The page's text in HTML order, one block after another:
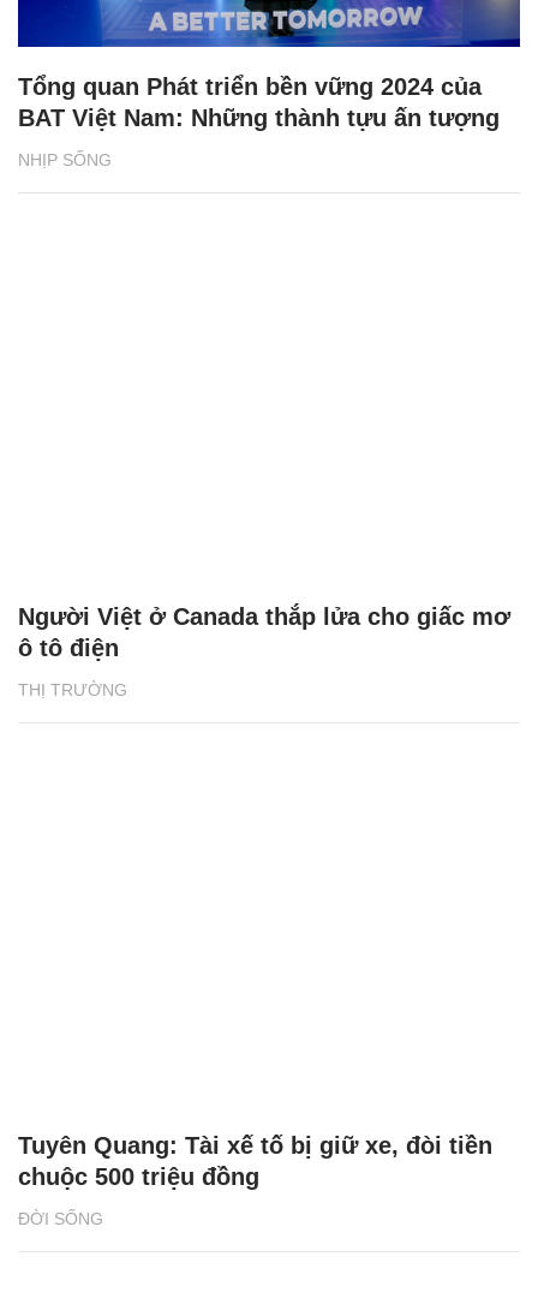
NHỊP SỐNG
Tổng quan Phát triển bền vững 2024 của
BAT Việt Nam: Những thành tựu ấn tượng
THỊ TRƯỜNG
Người Việt ở Canada thắp lửa cho giấc mơ
ô tô điện
ĐỜI SỐNG
Tuyên Quang: Tài xế tố bị giữ xe, đòi tiền
chuộc 500 triệu đồng